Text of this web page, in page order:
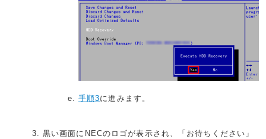
手順3に進みます。
黒い画面にNECのロゴが表示され、「お待ちください」